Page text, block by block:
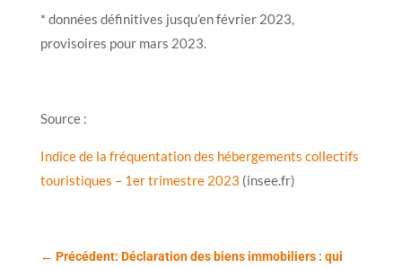
* données définitives jusqu’en février 2023,
provisoires pour mars 2023.
Source :
Indice de la fréquentation des hébergements collectifs
touristiques – 1er trimestre 2023 (insee.fr)
← Précédent: Déclaration des biens immobiliers : qui